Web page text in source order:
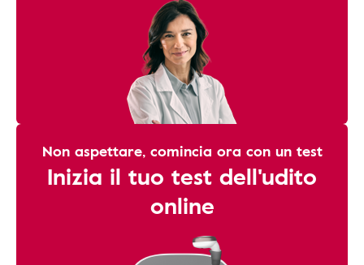
Non aspettare, comincia ora con un test
Inizia il tuo test dell'udito
online